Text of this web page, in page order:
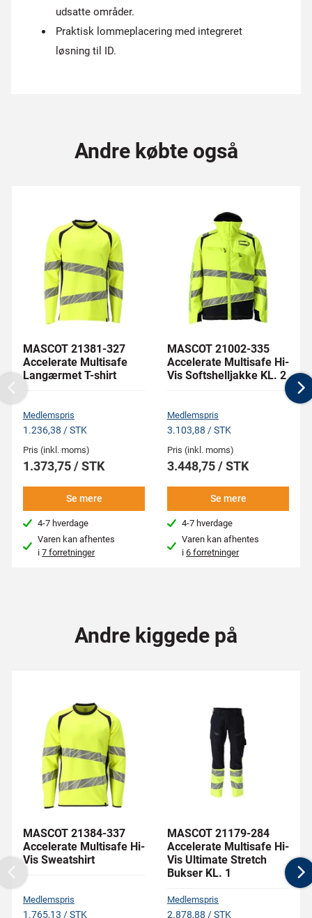
udsatte områder.
Praktisk lommeplacering med integreret
løsning til ID.
Andre købte også
MASCOT 21381-327
Accelerate Multisafe
Langærmet T-shirt
Medlemspris
1.236,38 / STK
Pris (inkl. moms)
1.373,75 / STK
Se mere
4-7 hverdage
Varen kan afhentes
i7 forretninger
MASCOT 21002-335
Accelerate Multisafe Hi-
Vis Softshelljakke KL. 2
Medlemspris
3.103,88 / STK
Pris (inkl. moms)
3.448,75 / STK
Se mere
4-7 hverdage
Varen kan afhentes
i6 forretninger
Previous
Andre kiggede på
MASCOT 21384-337
Accelerate Multisafe Hi-
Vis Sweatshirt
Medlemspris
1.765,13 / STK
MASCOT 21179-284
Accelerate Multisafe Hi-
Vis Ultimate Stretch
Bukser KL. 1
Medlemspris
2.878,88 / STK
Previous